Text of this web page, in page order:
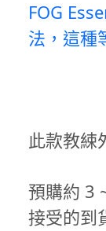
FOG
法，這種
此款教綀
預購約 3
接受的到